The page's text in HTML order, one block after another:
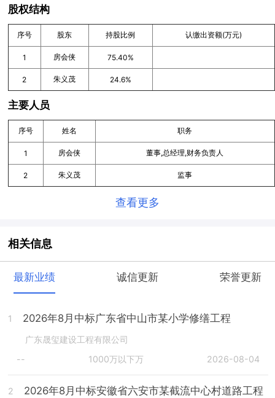
股权结构
序号 股东 持股比例 认缴出资额(万元)
1 房会侠 75.40%
2 朱义茂 24.6%
主要人员
序号 姓名 职务
1 房会侠 董事,总经理,财务负责人
2 朱义茂 监事
查看更多
相关信息
最新业绩 诚信更新 荣誉更新
1 2026年8月中标广东省中山市某小学修缮工程
广东晟玺建设工程有限公司
--
1000万以下万 2026-08-04
2 2026年8月中标安徽省六安市某截流中心村道路工程